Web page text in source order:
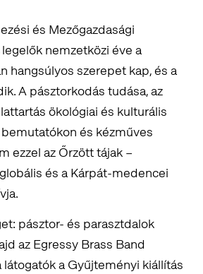
és Mezőgazdasági
nemzetközi éve a
hangsúlyos szerepet kap, és a
A pásztorkodás tudása, az
ökológiai és kulturális
és kézműves
ezzel az Őrzött tájak –
és a Kárpát-medencei
pásztor- és parasztdalok
az Egressy Brass Band
látogatók a Gyűjteményi kiállítás